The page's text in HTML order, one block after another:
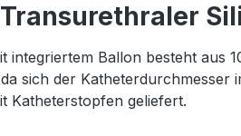
integriertem Ballon besteht
sich der
Katheterstopfen geliefert.